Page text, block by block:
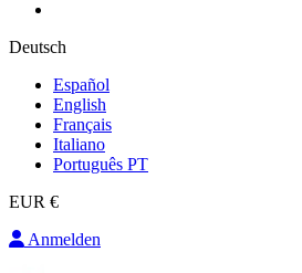
Deutsch
Español
English
Français
Italiano
Português PT
EUR €
Anmelden